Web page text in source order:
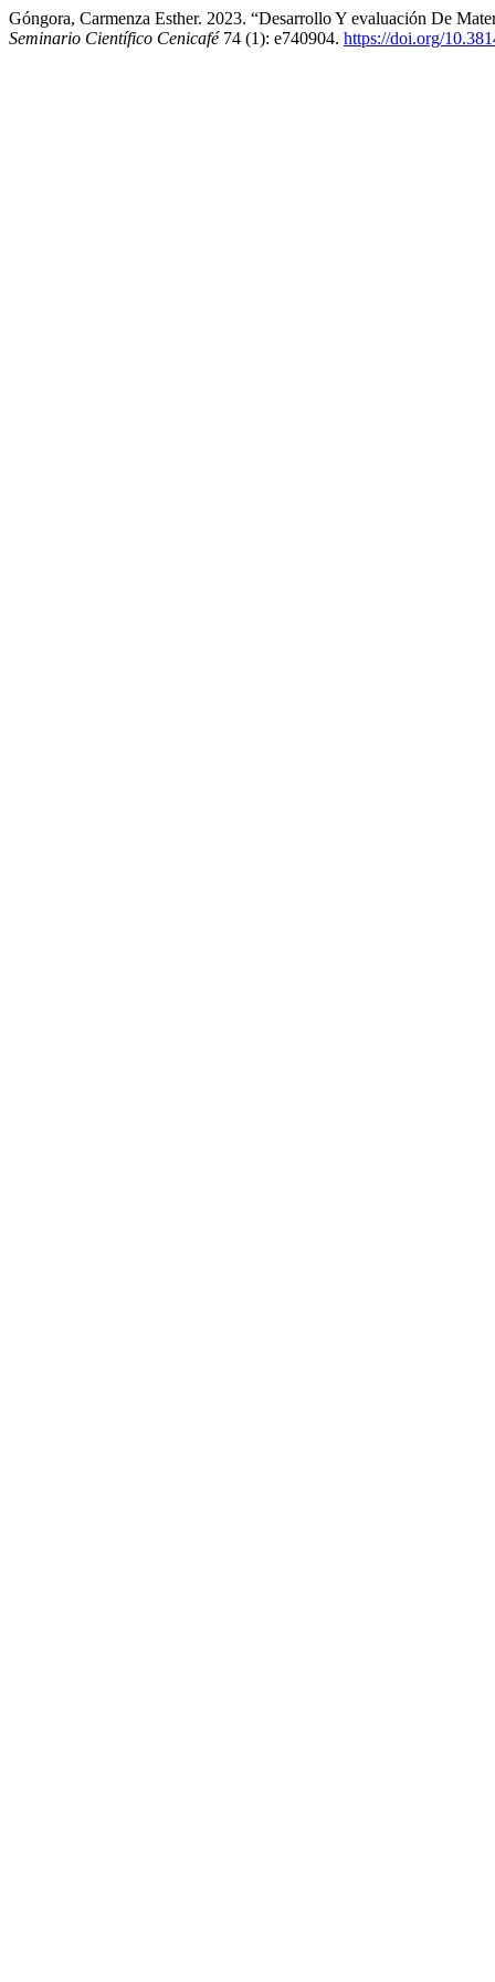
Góngora, Carmenza Esther. 2023. “Desarrollo Y evaluación De
Seminario Científico Cenicafé74 (1): e740904. https://doi.org/